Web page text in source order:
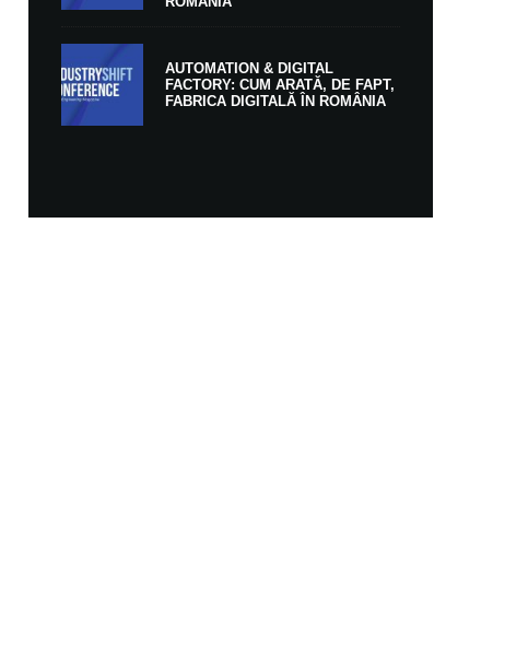
AUTOMATION & DIGITAL
FACTORY: CUM ARATĂ, DE FAPT,
FABRICA DIGITALĂ ÎN ROMÂNIA